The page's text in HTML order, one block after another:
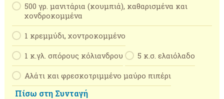
500 γρ. μανιτάρια (κουμπιά), καθαρισμένα και
χονδροκομμένα
1 κρεμμύδι, χοντροκομμένο
1 κ.γλ. σπόρους κόλιανδρου
5 κ.σ. ελαιόλαδο
Αλάτι και φρεσκοτριμμένο μαύρο πιπέρι
Πίσω στη Συνταγή